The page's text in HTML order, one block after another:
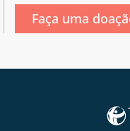
Faça uma